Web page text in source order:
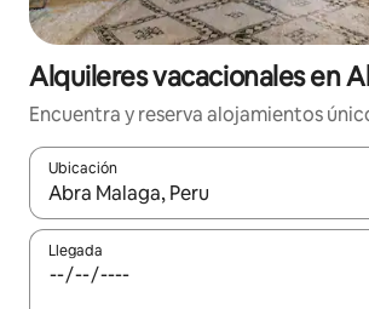
Alquileres vacacionales en
Encuentra y reserva alojamientos
Ubicación
Cuando los resultados estén
Llegada